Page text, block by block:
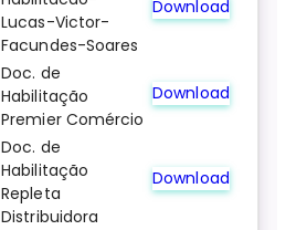
Lucas-Victor-
Facundes-Soares
Download
Doc. de
Habilitação
Premier Comércio
Download
Doc. de
Habilitação
Repleta
Distribuidora
Download